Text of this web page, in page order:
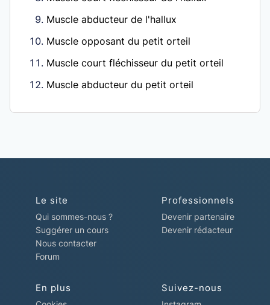
Muscle abducteur de l'hallux
Muscle opposant du petit orteil
Muscle court fléchisseur du petit orteil
Muscle abducteur du petit orteil
Le site
Qui sommes-nous ?
Suggérer un cours
Nous contacter
Forum
Professionnels
Devenir partenaire
Devenir rédacteur
En plus Suivez-nous